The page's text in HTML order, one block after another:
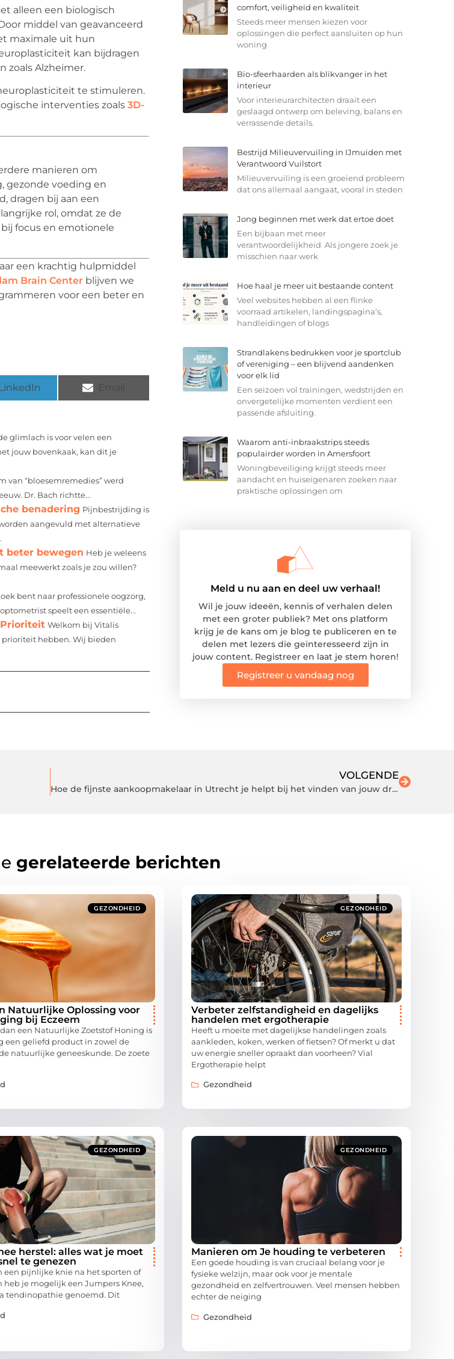
alleen een biologisch
middel van geavanceerd
maximale uit hun
kan bijdragen
zoals Alzheimer.
te stimuleren.
interventies zoals 3D-
manieren om
gezonde voeding en
dragen bij aan een
rol, omdat ze de
focus en emotionele
een krachtig hulpmiddel
Brain Center blijven we
voor een beter en
LinkedIn
glimlach is voor velen een
jouw bovenkaak, kan dit je
van “bloesemremedies” werd
Dr. Bach richtte...
benadering Pijnbestrijding is
aangevuld met alternatieve
beter bewegen Heb je weleens
meewerkt zoals je zou willen?
bent naar professionele oogzorg,
speelt een essentiële...
Prioriteit Welkom bij Vitalis
prioriteit hebben. Wij bieden
comfort, veiligheid en kwaliteit
Steeds meer mensen kiezen voor
oplossingen die perfect aansluiten op hun
woning
Bio-sfeerhaarden als blikvanger in het
interieur
Voor interieurarchitecten draait een
geslaagd ontwerp om beleving, balans en
verrassende details.
Bestrijd Milieuvervuiling in IJmuiden met
Verantwoord Vuilstort
Milieuvervuiling is een groeiend probleem
dat ons allemaal aangaat, vooral in steden
Jong beginnen met werk dat ertoe doet
Een bijbaan met meer
verantwoordelijkheid Als jongere zoek je
misschien naar werk
Hoe haal je meer uit bestaande content
Veel websites hebben al een flinke
voorraad artikelen, landingspagina’s,
handleidingen of blogs
Strandlakens bedrukken voor je sportclub
of vereniging – een blijvend aandenken
voor elk lid
Een seizoen vol trainingen, wedstrijden en
onvergetelijke momenten verdient een
passende afsluiting.
Waarom anti-inbraakstrips steeds
populairder worden in Amersfoort
Woningbeveiliging krijgt steeds meer
aandacht en huiseigenaren zoeken naar
praktische oplossingen om
Meld u nu aan en deel uw verhaal!
Wil je jouw ideeën, kennis of verhalen delen
met een groter publiek? Met ons platform
krijg je de kans om je blog te publiceren en te
delen met lezers die geïnteresseerd zijn in
jouw content. Registreer en laat je stem horen!
Registreer u vandaag nog
VOLGENDE
Hoe de fijnste aankoopmakelaar in Utrecht je helpt bij het vinden van jouw droomhuis
gerelateerde berichten
GEZONDHEID
Natuurlijke Oplossing voor
bij Eczeem
een Natuurlijke Zoetstof Honing is
een geliefd product in zowel de
natuurlijke geneeskunde. De zoete
GEZONDHEID
Verbeter zelfstandigheid en dagelijks
handelen met ergotherapie
Heeft u moeite met dagelijkse handelingen zoals
aankleden, koken, werken of fietsen? Of merkt u dat
uw energie sneller opraakt dan voorheen? Vial
Ergotherapie helpt
Gezondheid
GEZONDHEID
herstel: alles wat je moet
te genezen
een pijnlijke knie na het sporten of
heb je mogelijk een Jumpers Knee,
tendinopathie genoemd. Dit
GEZONDHEID
Manieren om Je houding te verbeteren
Een goede houding is van cruciaal belang voor je
fysieke welzijn, maar ook voor je mentale
gezondheid en zelfvertrouwen. Veel mensen hebben
echter de neiging
Gezondheid